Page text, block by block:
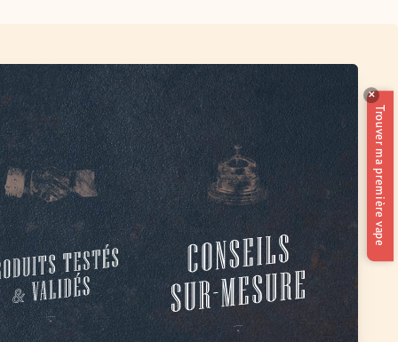
✕
Trouver ma première vape